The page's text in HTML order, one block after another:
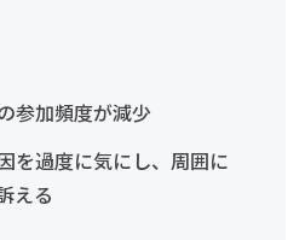
参加頻度が減少
を過度に気にし、周囲に
える